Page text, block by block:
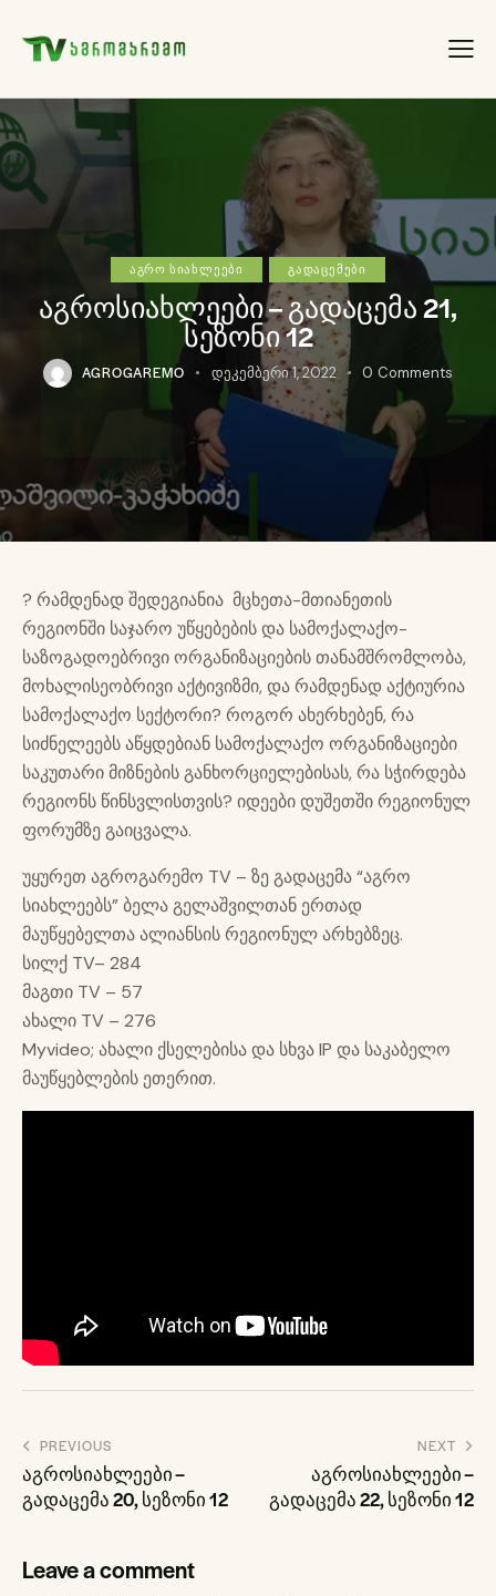
ᲐᲒᲠᲝ ᲡᲘᲐᲮᲚᲔᲔᲑᲘ ᲒᲐᲓᲐᲪᲔᲛᲔᲑᲘ
აგროსიახლეები – გადაცემა 21,
სეზონი 12
AGROGAREMO დეკემბერი 1, 2022 0 Comments
? რამდენად შედეგიანია მცხეთა-მთიანეთის
რეგიონში საჯარო უწყებების და სამოქალაქო-
საზოგადოებრივი ორგანიზაციების თანამშრომლობა,
მოხალისეობრივი აქტივიზმი, და რამდენად აქტიურია
სამოქალაქო სექტორი? როგორ ახერხებენ, რა
სიძნელეებს აწყდებიან სამოქალაქო ორგანიზაციები
საკუთარი მიზნების განხორციელებისას, რა სჭირდება
რეგიონს წინსვლისთვის? იდეები დუშეთში რეგიონულ
ფორუმზე გაიცვალა.
უყურეთ აგროგარემო TV – ზე გადაცემა “აგრო
სიახლეებს” ბელა გელაშვილთან ერთად
მაუწყებელთა ალიანსის რეგიონულ არხებზეც.
სილქ TV– 284
მაგთი TV – 57
ახალი TV – 276
Myvideo; ახალი ქსელებისა და სხვა IP და საკაბელო
მაუწყებლების ეთერით.
პოსტის
ნავიგაცია
PREVIOUS
აგროსიახლეები –
გადაცემა 20, სეზონი 12
NEXT
აგროსიახლეები –
გადაცემა 22, სეზონი 12
Leave a comment